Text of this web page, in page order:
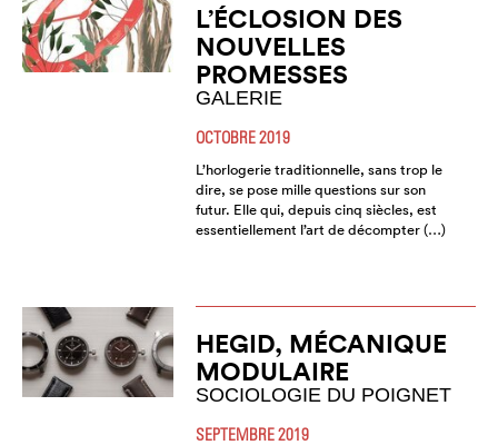
L’ÉCLOSION DES
NOUVELLES
PROMESSES
GALERIE
OCTOBRE 2019
L’horlogerie traditionnelle, sans trop le
dire, se pose mille questions sur son
futur. Elle qui, depuis cinq siècles, est
essentiellement l’art de décompter (…)
HEGID, MÉCANIQUE
MODULAIRE
SOCIOLOGIE DU POIGNET
SEPTEMBRE 2019